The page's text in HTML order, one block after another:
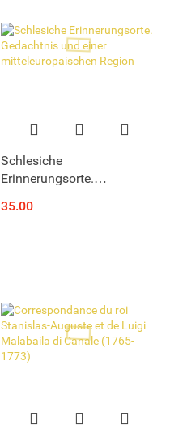
Schlesiche
Erinnerungsorte.
mitteleuropaischen Region
35.00